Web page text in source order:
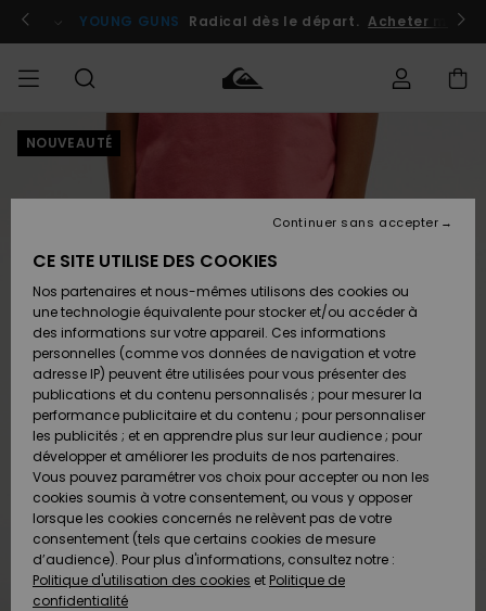
l'information
le
Se connecter / s'inscrire
YOUNG GUNS Radical dès le départ. Acheter
HOMME
Chaussures
& Tongs
Surf
Snow
Nouveautés
Chaussures
& Tongs
Surf
Snow
Nouveautés
FEMME
A
Découvrir
Snow
SURF
Surf
Shop
Enfant
Highlights
Communauté
SNOW
Snow
Shop
Enfant
Snow
Shop
Femme
A
Découvrir
Communauté
OUTLET
Enfant
Outlet
Femme
AIDE &
CONTACT
Retours
Paiement
Carte
Cadeau
Quiksilver
Freedom
Protection
des
MAGASINS
NOUVEAUTÉ
CE SITE UTILISE DES COOKIES
Nos partenaires et nous-mêmes utilisons des cookies ou
une technologie équivalente pour stocker et/ou accéder à
des informations sur votre appareil. Ces informations
personnelles (comme vos données de navigation et votre
adresse IP) peuvent être utilisées pour vous présenter des
publications et du contenu personnalisés ; pour mesurer la
performance publicitaire et du contenu ; pour personnaliser
les publicités ; et en apprendre plus sur leur audience ; pour
développer et améliorer les produits de nos partenaires.
Vous pouvez paramétrer vos choix pour accepter ou non les
cookies soumis à votre consentement, ou vous y opposer
lorsque les cookies concernés ne relèvent pas de votre
consentement (tels que certains cookies de mesure
d’audience). Pour plus d'informations, consultez notre :
Politique d'utilisation des cookies et Politique de
confidentialité
Continuer sans accepter